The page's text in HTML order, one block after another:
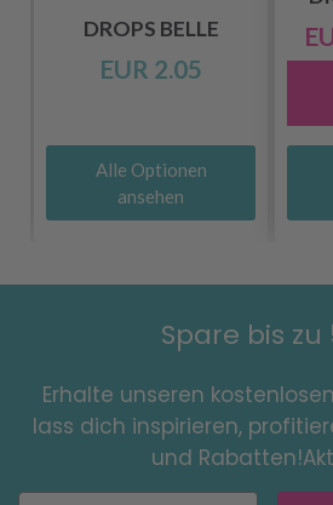
DROPS BELLE
EUR 2.05
Alle Optionen
ansehen
Spare bis zu
Erhalte unseren
lass dich inspirieren,
und